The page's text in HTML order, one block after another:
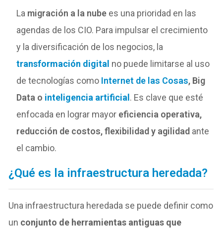
La migración a la nube es una prioridad en las
agendas de los CIO. Para impulsar el crecimiento
y la diversificación de los negocios, la
transformación digital no puede limitarse al uso
de tecnologías como Internet de las Cosas, Big
Data o inteligencia artificial. Es clave que esté
enfocada en lograr mayor eficiencia operativa,
reducción de costos, flexibilidad y agilidad ante
el cambio.
¿Qué es la infraestructura heredada?
Una infraestructura heredada se puede definir como
un conjunto de herramientas antiguas que